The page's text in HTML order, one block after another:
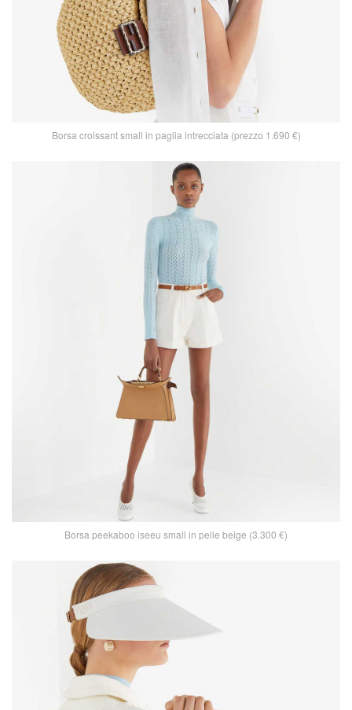
Borsa croissant small in paglia intrecciata (prezzo 1.690 €)
Borsa peekaboo iseeu small in pelle beige (3.300 €)